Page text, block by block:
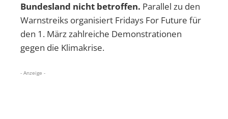
Bundesland nicht betroffen. Parallel zu den
Warnstreiks organisiert Fridays For Future für
den 1. März zahlreiche Demonstrationen
gegen die Klimakrise.
- Anzeige -